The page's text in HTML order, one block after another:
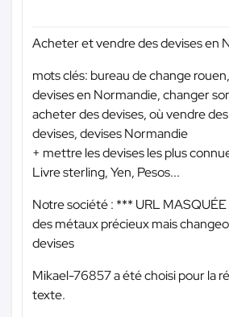
Acheter et vendre des devises en
mots clés: bureau de change
devises en Normandie, changer
acheter des devises, où vendre
devises, devises Normandie
+ mettre les devises les plus
Livre sterling, Yen, Pesos...
Notre société : *** URL
des métaux précieux mais
devises
Mikael-76857 a été choisi pour la
texte.